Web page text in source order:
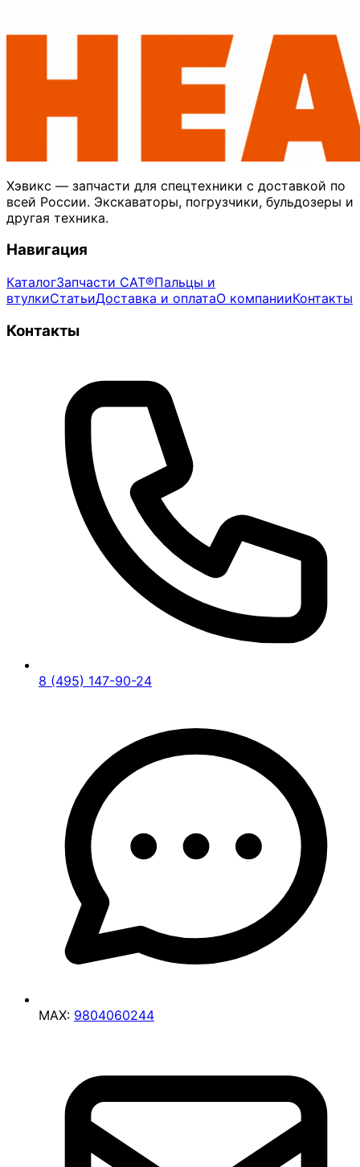
Хэвикс — запчасти для спецтехники с доставкой по
всей России. Экскаваторы, погрузчики, бульдозеры и
другая техника.
Навигация
КаталогЗапчасти CAT®Пальцы и
втулкиСтатьиДоставка и оплатаО компанииКонтакты
Контакты
8 (495) 147-90-24
MAX: 9804060244